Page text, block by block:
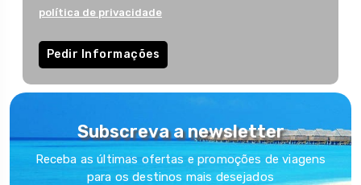
política de privacidade
Pedir Informações
Subscreva a newsletter
Receba as últimas ofertas e promoções de viagens
para os destinos mais desejados